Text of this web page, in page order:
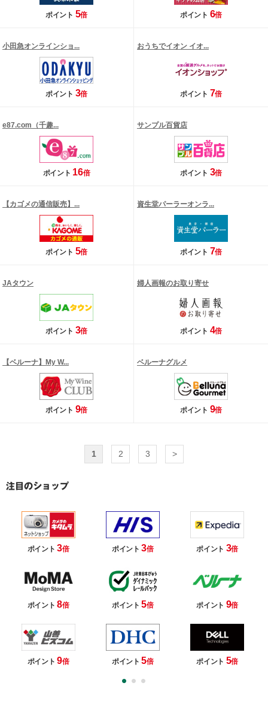
ポイント 5倍 ポイント 6倍
小田急オンラインショ...
ポイント 3倍
おうちでイオン イオ...
ポイント 7倍
e87.com（千趣...
ポイント 16倍
サンプル百貨店
ポイント 3倍
【カゴメの通信販売】...
ポイント 5倍
資生堂パーラーオンラ...
ポイント 7倍
JAタウン
ポイント 3倍
婦人画報のお取り寄せ
ポイント 4倍
【ベルーナ】My W...
ポイント 9倍
ベルーナグルメ
ポイント 9倍
1 2 3 >
ポイント3倍 ポイント3倍 ポイント 3倍
ポイント8倍 ポイント5倍 ポイント 9倍
ポイント9倍 ポイント5倍 ポイント 5倍